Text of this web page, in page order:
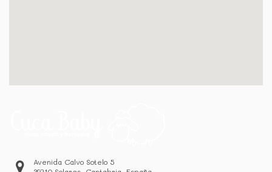
Avenida Calvo Sotelo 5